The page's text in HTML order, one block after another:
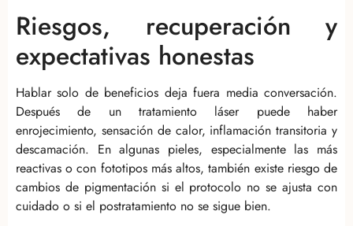
Riesgos, recuperación y
expectativas honestas
Hablar solo de beneficios deja fuera media conversación.
Después de un tratamiento láser puede haber
enrojecimiento, sensación de calor, inflamación transitoria y
descamación. En algunas pieles, especialmente las más
reactivas o con fototipos más altos, también existe riesgo de
cambios de pigmentación si el protocolo no se ajusta con
cuidado o si el postratamiento no se sigue bien.